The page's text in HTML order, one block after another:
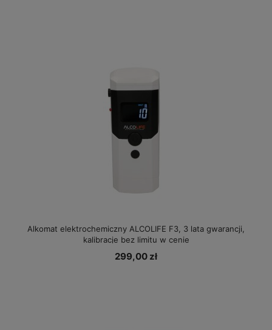
Alkomat elektrochemiczny ALCOLIFE F3, 3 lata gwarancji,
kalibracje bez limitu w cenie
299,00 zł